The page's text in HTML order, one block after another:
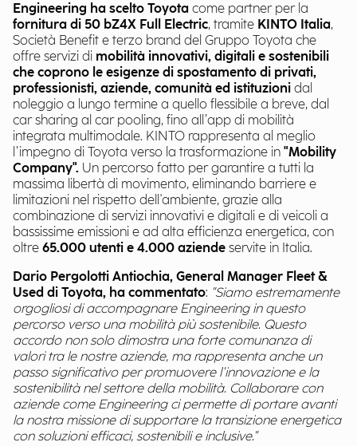
Engineering ha scelto Toyota come partner per la
fornitura di 50 bZ4X Full Electric, tramite KINTO Italia,
Società Benefit e terzo brand del Gruppo Toyota che
offre servizi di mobilità innovativi, digitali e sostenibili
che coprono le esigenze di spostamento di privati,
professionisti, aziende, comunità ed istituzioni dal
noleggio a lungo termine a quello flessibile a breve, dal
car sharing al car pooling, fino all’app di mobilità
integrata multimodale. KINTO rappresenta al meglio
l’impegno di Toyota verso la trasformazione in "Mobility
Company". Un percorso fatto per garantire a tutti la
massima libertà di movimento, eliminando barriere e
limitazioni nel rispetto dell'ambiente, grazie alla
combinazione di servizi innovativi e digitali e di veicoli a
bassissime emissioni e ad alta efficienza energetica, con
oltre 65.000 utenti e 4.000 aziende servite in Italia.
Dario Pergolotti Antiochia, General Manager Fleet &
Used di Toyota, ha commentato: "Siamo estremamente
orgogliosi di accompagnare Engineering in questo
percorso verso una mobilità più sostenibile. Questo
accordo non solo dimostra una forte comunanza di
valori tra le nostre aziende, ma rappresenta anche un
passo significativo per promuovere l'innovazione e la
sostenibilità nel settore della mobilità. Collaborare con
aziende come Engineering ci permette di portare avanti
la nostra missione di supportare la transizione energetica
con soluzioni efficaci, sostenibili e inclusive."